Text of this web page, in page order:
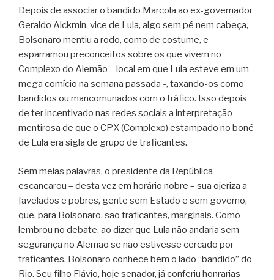
Depois de associar o bandido Marcola ao ex-governador
Geraldo Alckmin, vice de Lula, algo sem pé nem cabeça,
Bolsonaro mentiu a rodo, como de costume, e
esparramou preconceitos sobre os que vivem no
Complexo do Alemão – local em que Lula esteve em um
mega comício na semana passada -, taxando-os como
bandidos ou mancomunados com o tráfico. Isso depois
de ter incentivado nas redes sociais a interpretação
mentirosa de que o CPX (Complexo) estampado no boné
de Lula era sigla de grupo de traficantes.
Sem meias palavras, o presidente da República
escancarou – desta vez em horário nobre – sua ojeriza a
favelados e pobres, gente sem Estado e sem governo,
que, para Bolsonaro, são traficantes, marginais. Como
lembrou no debate, ao dizer que Lula não andaria sem
segurança no Alemão se não estivesse cercado por
traficantes, Bolsonaro conhece bem o lado “bandido” do
Rio. Seu filho Flávio, hoje senador, já conferiu honrarias